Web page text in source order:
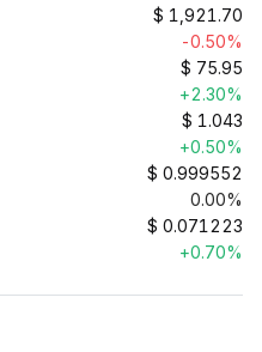
$ 1,921.70
-0.50%
$ 75.95
+2.30%
$ 1.043
+0.50%
$ 0.999552
0.00%
$ 0.071223
+0.70%